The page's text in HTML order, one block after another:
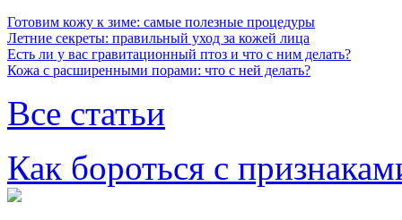
Готовим кожу к зиме: самые полезные процедуры
Летние секреты: правильный уход за кожей лица
Есть ли у вас гравитационный птоз и что с ним делать?
Кожа с расширенными порами: что с ней делать?
Все статьи
Как бороться с